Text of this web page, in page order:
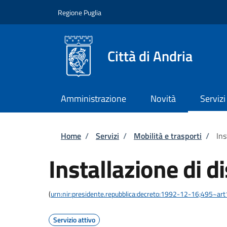
Regione Puglia
Città di Andria
Amministrazione Novità Servizi
Briciole di pane
Home / Servizi / Mobilità e trasporti /
Installazione di
(urn:nir:presidente.repubblica:decreto:1992-12-
Servizio attivo